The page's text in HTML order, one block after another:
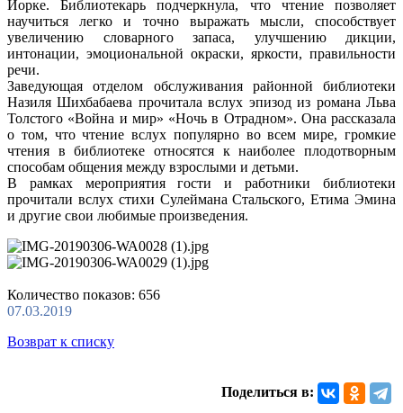
Йорке. Библиотекарь подчеркнула, что чтение позволяет
научиться легко и точно выражать мысли, способствует
увеличению словарного запаса, улучшению дикции,
интонации, эмоциональной окраски, яркости, правильности
речи.
Заведующая отделом обслуживания районной библиотеки
Назиля Шихбабаева прочитала вслух эпизод из романа Льва
Толстого «Война и мир» «Ночь в Отрадном». Она рассказала
о том, что чтение вслух популярно во всем мире, громкие
чтения в библиотеке относятся к наиболее плодотворным
способам общения между взрослыми и детьми.
В рамках мероприятия гости и работники библиотеки
прочитали вслух стихи Сулеймана Стальского, Етима Эмина
и другие свои любимые произведения.
Количество показов: 656
07.03.2019
Возврат к списку
Поделиться в: